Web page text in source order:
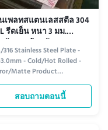
เพลทสแตนเลสสตีล 304
รีดเย็น หนา 3 มม.
รับงานหุ้มผนัง
Stainless Steel Plate -
- Cold/Hot Rolled -
Matte Product
Discover the perfect
of strength and style with
316 stainless steel plates,
สอบถามตอนนี้